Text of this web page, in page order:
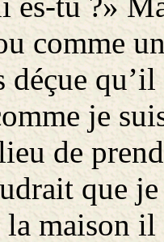
comme
déçue
je
de
que je
la maison